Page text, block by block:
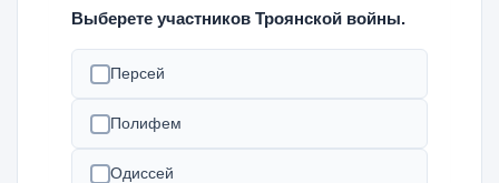
Выберете участников Троянской войны.
Персей
Полифем
Одиссей